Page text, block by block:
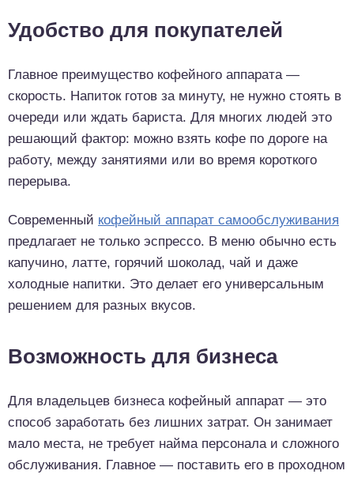
Удобство для покупателей
Главное преимущество кофейного аппарата —
скорость. Напиток готов за минуту, не нужно стоять в
очереди или ждать бариста. Для многих людей это
решающий фактор: можно взять кофе по дороге на
работу, между занятиями или во время короткого
перерыва.
Современный кофейный аппарат самообслуживания
предлагает не только эспрессо. В меню обычно есть
капучино, латте, горячий шоколад, чай и даже
холодные напитки. Это делает его универсальным
решением для разных вкусов.
Возможность для бизнеса
Для владельцев бизнеса кофейный аппарат — это
способ заработать без лишних затрат. Он занимает
мало места, не требует найма персонала и сложного
обслуживания. Главное — поставить его в проходном